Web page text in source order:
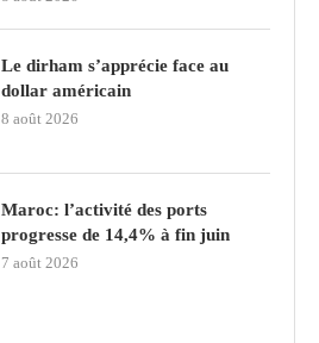
Le dirham s’apprécie face au
dollar américain
8 août 2026
Maroc: l’activité des ports
progresse de 14,4% à fin juin
7 août 2026